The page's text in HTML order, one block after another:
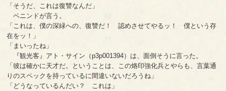
「そうだ、これは復讐なんだ」
ペニンドが言う。
「これは、僕の深緑への、復讐だ！ 認めさせてやるッ！ 僕という存
在をッ！」
「まいったね」
『観光客』アト・サイン（p3p001394）は、面倒そうに言った。
「彼は確かに天才だ。ということは、この烙印強化兵とやらも、言葉通
りのスペックを持っているに間違いないだろうね」
「どうなっているんだい？ これは」